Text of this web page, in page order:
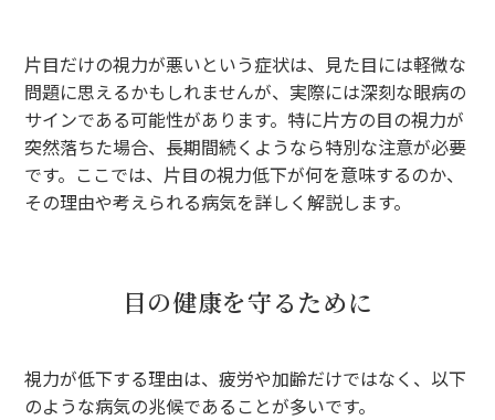
片目だけの視力が悪いという症状は、見た目には軽微な
問題に思えるかもしれませんが、実際には深刻な眼病の
サインである可能性があります。特に片方の目の視力が
突然落ちた場合、長期間続くようなら特別な注意が必要
です。ここでは、片目の視力低下が何を意味するのか、
その理由や考えられる病気を詳しく解説します。
目の健康を守るために
視力が低下する理由は、疲労や加齢だけではなく、以下
のような病気の兆候であることが多いです。